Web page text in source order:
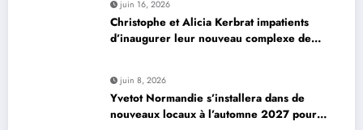
juin 16, 2026
Christophe et Alicia Kerbrat impatients
d’inaugurer leur nouveau complexe de
juin 8, 2026
Yvetot Normandie s’installera dans de
nouveaux locaux à l’automne 2027 pour